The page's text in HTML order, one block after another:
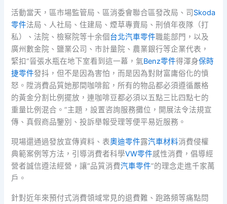
活動當天，區市場監管局、區消委會聯合區發改局、司 Skoda
零件法局、人社局、住建局、煙草專賣局、刑偵年夜隊（打
私）、法院、檢察院等十余個台北汽車零件職能部門，以及
廣州數金院、鹽業公司、市計量院、農業銀行等企業代表，
緊扣“晉張水瓶在地下室看到這一幕，氣Benz零件得渾身保時
捷零件發抖，但不是因為害怕，而是因為對財富庸俗化的憤
怒。陞消費品質她那間咖啡館，所有的物品都必須遵循嚴格
的黃金分割比例擺放，連咖啡豆都必須以五點三比四點七的
重量比例混合。”主題，設置咨詢服務攤位，開展法令法規宣
傳、真假商品鑒別、投訴舉報受理等便平易近服務。
現場還通過發放宣傳資料、表奧迪零件露汽車材料消費侵權
典範案例等方法，引導消費者科學VW零件感性消費，倡導經
營者誠信遵法經營，讓“品質消費汽車零件”的理念走進千家萬
戶。
針對近年來預付式消費領域常見的退費難、跑路頻等痛點問